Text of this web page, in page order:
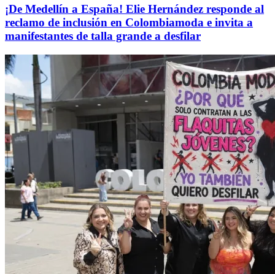
¡De Medellín a España! Elie Hernández responde al
reclamo de inclusión en Colombiamoda e invita a
manifestantes de talla grande a desfilar